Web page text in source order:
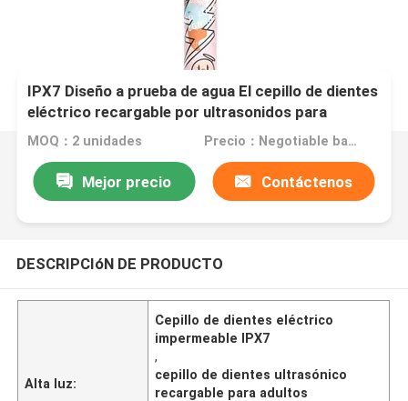
IPX7 Diseño a prueba de agua El cepillo de dientes
eléctrico recargable por ultrasonidos para
adultos
MOQ：2 unidades Precio：Negotiable based on order lot quantity
Mejor precio Contáctenos
DESCRIPCIóN DE PRODUCTO
Alta luz:
Cepillo de dientes eléctrico
impermeable IPX7
,
cepillo de dientes ultrasónico
recargable para adultos